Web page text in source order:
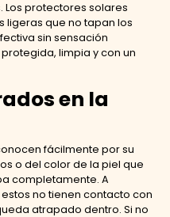
protectores solares
ligeras que no tapan los
sin sensación
limpia y con un
en la
fácilmente por su
o del color de la piel que
completamente. A
no tienen contacto con
atrapado dentro. Si no